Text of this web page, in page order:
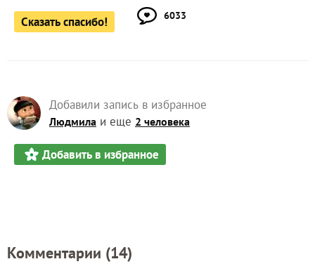
Сказать спасибо! 6033
Добавили запись в избранное
Людмила и еще 2 человека
Добавить в избранное
Комментарии (14)